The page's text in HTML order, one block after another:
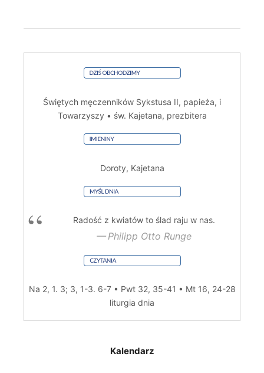
Świętych męczenników Sykstusa II, papieża, i
Towarzyszy • św. Kajetana, prezbitera
Doroty, Kajetana
Radość z kwiatów to ślad raju w nas.
Philipp Otto Runge
Na 2, 1. 3; 3, 1-3. 6-7 • Pwt 32, 35-41 • Mt 16, 24-28
liturgia dnia
Kalendarz